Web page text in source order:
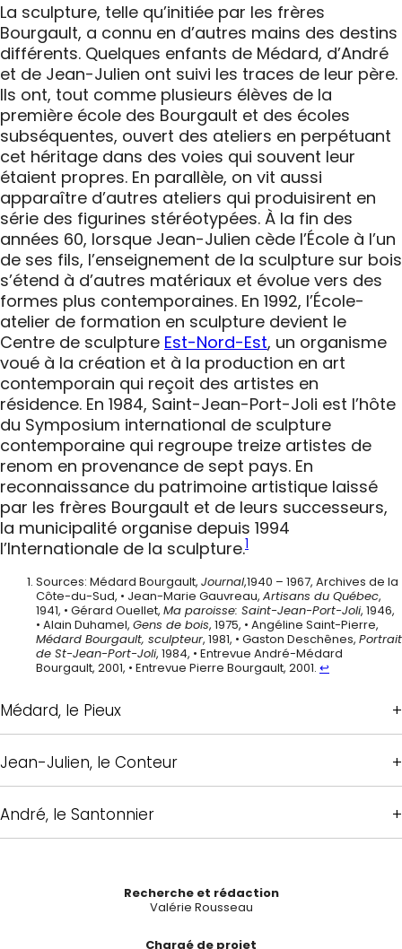
La sculpture, telle qu’initiée par les frères
Bourgault, a connu en d’autres mains des destins
différents. Quelques enfants de Médard, d’André
et de Jean-Julien ont suivi les traces de leur père.
Ils ont, tout comme plusieurs élèves de la
première école des Bourgault et des écoles
subséquentes, ouvert des ateliers en perpétuant
cet héritage dans des voies qui souvent leur
étaient propres. En parallèle, on vit aussi
apparaître d’autres ateliers qui produisirent en
série des figurines stéréotypées. À la fin des
années 60, lorsque Jean-Julien cède l’École à l’un
de ses fils, l’enseignement de la sculpture sur bois
s’étend à d’autres matériaux et évolue vers des
formes plus contemporaines. En 1992, l’École-
atelier de formation en sculpture devient le
Centre de sculpture Est-Nord-Est, un organisme
voué à la création et à la production en art
contemporain qui reçoit des artistes en
résidence. En 1984, Saint-Jean-Port-Joli est l’hôte
du Symposium international de sculpture
contemporaine qui regroupe treize artistes de
renom en provenance de sept pays. En
reconnaissance du patrimoine artistique laissé
par les frères Bourgault et de leurs successeurs,
la municipalité organise depuis 1994
l’Internationale de la sculpture.1
Sources: Médard Bourgault, Journal,1940 – 1967, Archives de la
Côte-du-Sud, • Jean-Marie Gauvreau, Artisans du Québec,
1941, • Gérard Ouellet, Ma paroisse: Saint-Jean-Port-Joli, 1946,
• Alain Duhamel, Gens de bois, 1975, • Angéline Saint-Pierre,
Médard Bourgault, sculpteur, 1981, • Gaston Deschênes, Portrait
de St-Jean-Port-Joli, 1984, • Entrevue André-Médard
Bourgault, 2001, • Entrevue Pierre Bourgault, 2001. ↩︎
Médard, le Pieux
Jean-Julien, le Conteur
André, le Santonnier
Recherche et rédaction
Valérie Rousseau
Chargé de projet